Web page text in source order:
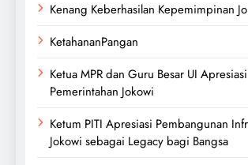
Kenang Keberhasilan Kepemimpinan
KetahananPangan
Ketua MPR dan Guru Besar UI
Pemerintahan Jokowi
Ketum PITI Apresiasi Pembangunan
Jokowi sebagai Legacy bagi Bangsa